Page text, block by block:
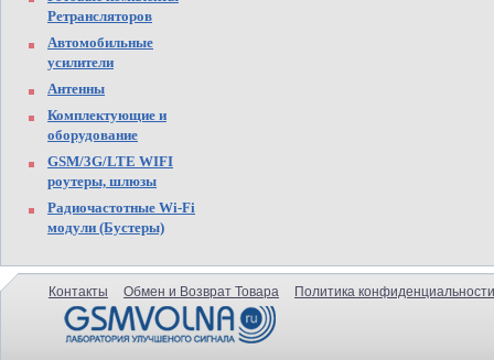
Ретрансляторов
Автомобильные
усилители
Антенны
Комплектующие и
оборудование
GSM/3G/LTE WIFI
роутеры, шлюзы
Радиочастотные Wi-Fi
модули (Бустеры)
Контакты Обмен и Возврат Товара Политика